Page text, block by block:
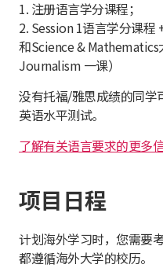
1. 注册语言学分课程；
2. Session 1语言学分课
和Science &
Journalism 一课）
没有托福/雅思成绩的同学
英语水平测试。
了解有关语言要求的更多
项目日程
计划海外学习时，您需要
都遵循海外大学的校历。